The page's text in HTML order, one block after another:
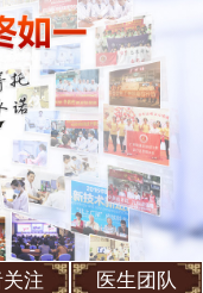
注
医生团队